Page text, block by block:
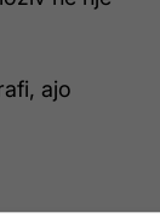
ajo